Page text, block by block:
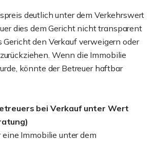
deutlich unter dem Verkehrswert
dies dem Gericht nicht transparent
Gericht den Verkauf verweigern oder
Wenn die Immobilie
könnte der Betreuer haftbar
bei Verkauf unter Wert
Immobilie unter dem